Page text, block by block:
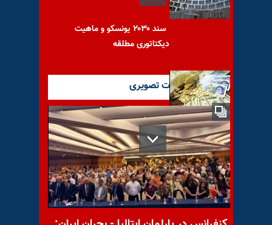
سند ۲۰۳۰ یونسکو و ماهیت
دیکتاتوری مطلقه
رکورد اختلاس در رژیم آخوندی
شکسته شد؛ ۳ هزار میلیارد
تومان
آخرین گزارشات تصویری